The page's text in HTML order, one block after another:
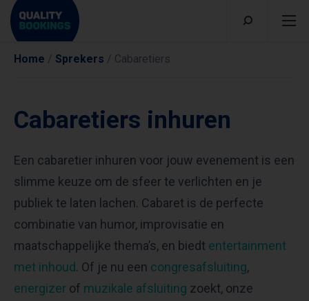
Home / Sprekers / Cabaretiers
Cabaretiers inhuren
Een cabaretier inhuren voor jouw evenement is een
slimme keuze om de sfeer te verlichten en je
publiek te laten lachen. Cabaret is de perfecte
combinatie van humor, improvisatie en
maatschappelijke thema’s, en biedt entertainment
met inhoud. Of je nu een congresafsluiting,
energizer of muzikale afsluiting zoekt, onze